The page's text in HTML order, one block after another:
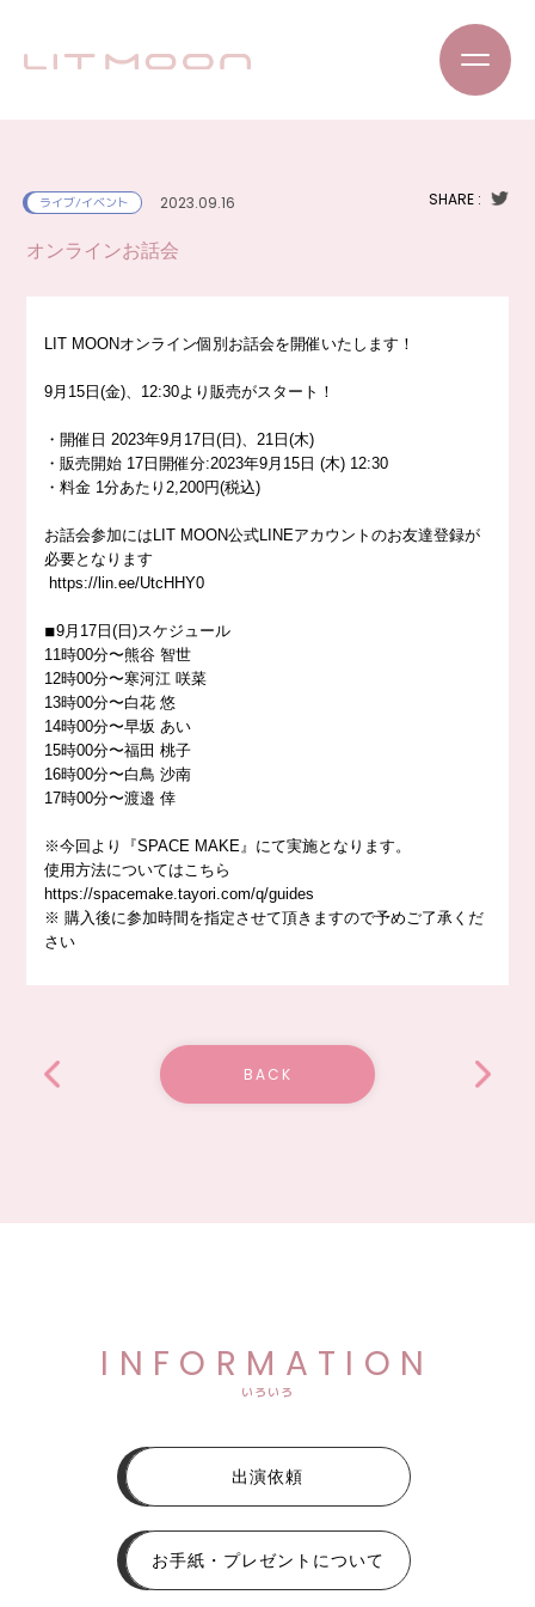
ライブ/イベント 2023.09.16 SHARE :
オンラインお話会
LIT MOONオンライン個別お話会を開催いたします！
9月15日(金)、12:30より販売がスタート！
・開催日 2023年9月17日(日)、21日(木)
・販売開始 17日開催分:2023年9月15日 (木) 12:30
・料金 1分あたり2,200円(税込)
お話会参加にはLIT MOON公式LINEアカウントのお友達登録が
必要となります
https:// lin.ee/UtcHHY0
◾︎9月17日(日)スケジュール
11時00分〜熊谷 智世
12時00分〜寒河江 咲菜
13時00分〜白花 悠
14時00分〜早坂 あい
15時00分〜福田 桃子
16時00分〜白鳥 沙南
17時00分〜渡邉 倖
※今回より『SPACE MAKE』にて実施となります。
使用方法についてはこちら
https://spacemake.tayori.com/q/guides
※ 購入後に参加時間を指定させて頂きますので予めご了承くだ
さい
BACK
INFORMATION
いろいろ
出演依頼
お手紙・プレゼントについて